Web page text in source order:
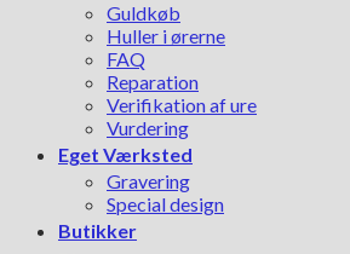
Guldkøb
Huller i ørerne
FAQ
Reparation
Verifikation af ure
Vurdering
Eget Værksted
Gravering
Special design
Butikker